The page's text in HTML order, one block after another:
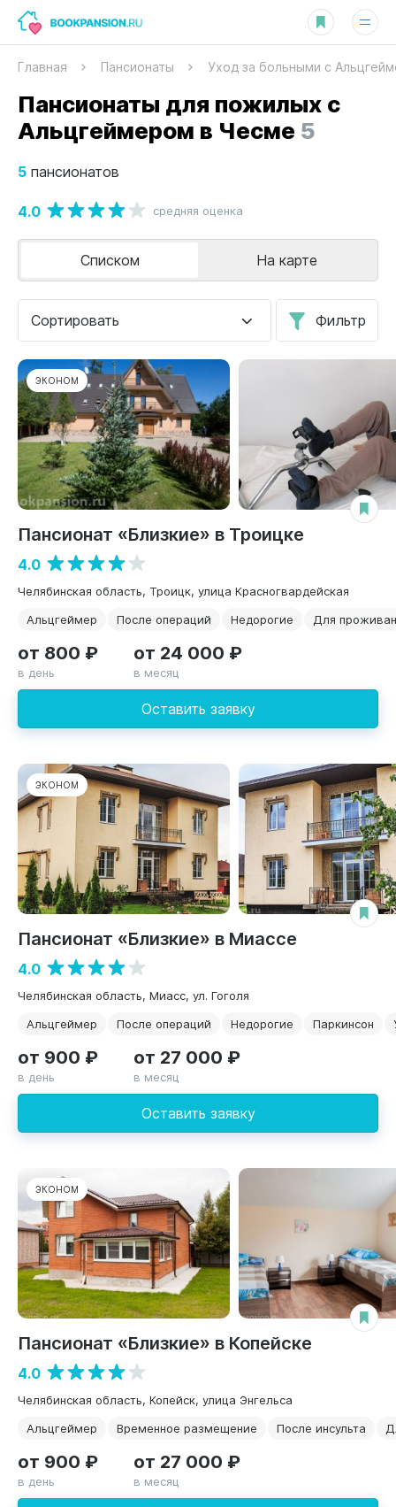
Главная Пансионаты Уход за больными с
Пансионаты для пожилых с
Альцгеймером в Чесме 5
5 пансионатов
4.0 средняя оценка
Сортировать Фильтр
Списком На карте
ЭКОНОМ
Пансионат «Близкие» в Троицке
4.0
Челябинская область, Троицк, улица Красногвардейская
Альцгеймер
После операций Недорогие Для
Оставить заявку
от 800 ₽
в день
от 24 000 ₽
в месяц
ЭКОНОМ
Пансионат «Близкие» в Миассе
4.0
Челябинская область, Миасс, ул. Гоголя
Альцгеймер
После операций Недорогие Паркинсон
Оставить заявку
от 900 ₽
в день
от 27 000 ₽
в месяц
ЭКОНОМ
Пансионат «Близкие» в Копейске
4.0
Челябинская область, Копейск, улица Энгельса
Альцгеймер
Временное размещение После инсульта
от 900 ₽
в день
от 27 000 ₽
в месяц